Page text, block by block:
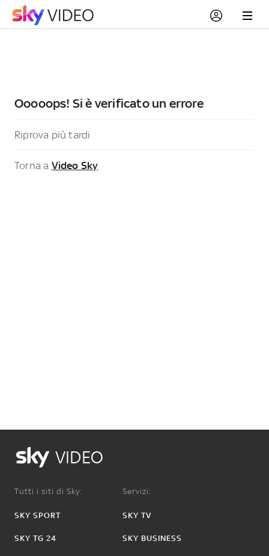
Ooooops! Si è verificato un errore
Riprova più tardi
Torna a Video Sky
VIDEO
Tutti i siti di Sky:
SKY SPORT
SKY TG 24
Servizi:
SKY TV
SKY BUSINESS